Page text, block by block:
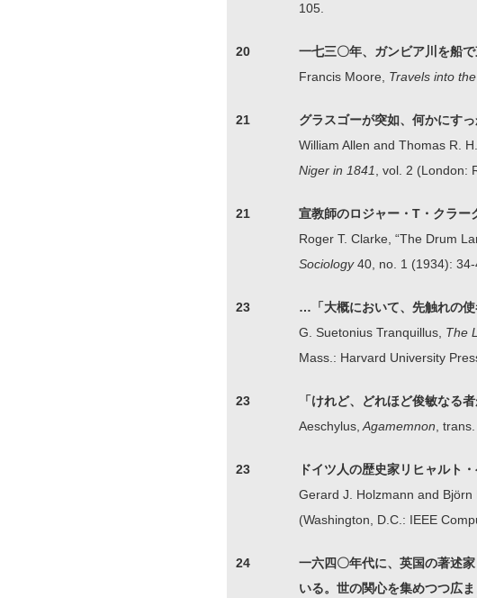
105.
20
一七三〇年、ガンビア川を船
Francis Moore, Travels into
21
グラスゴーが突如、何かにす
William Allen and Thomas R.
Niger in 1841
, vol. 2 (London:
21
宣教師のロジャー・T・クラ
Roger T. Clarke, “The Drum
Sociology40, no. 1 (1934): 34-
23
…「大概において、先触れの
G. Suetonius Tranquillus, The
Mass.: Harvard University
23
「けれど、どれほど俊敏なる
Aeschylus, Agamemnon ,
23
ドイツ人の歴史家リヒャルト
Gerard J. Holzmann and Björn
(Washington, D.C.: IEEE
24
一六四〇年代に、英国の著述
いる。世の関心を集めつつ広